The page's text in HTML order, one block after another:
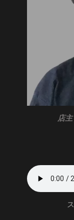
店